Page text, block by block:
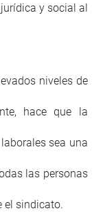
y social al
niveles de
hace que la
sea una
las personas
el sindicato.